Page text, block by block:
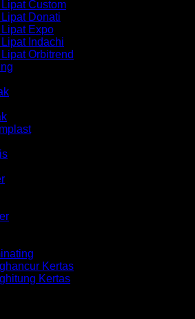
Lipat Custom
Donati
Lipat Expo
Indachi
Orbitrend
Kertas
Kertas